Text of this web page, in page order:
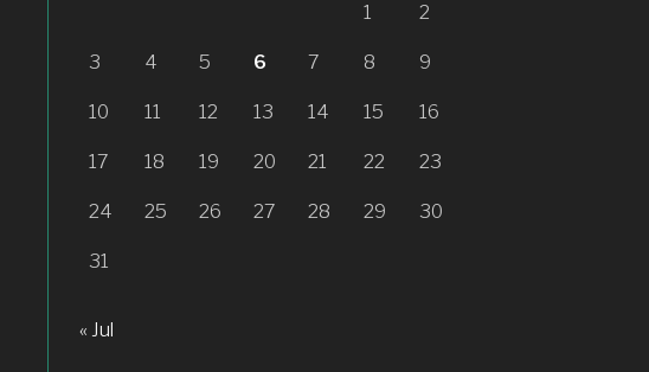
1 2
3 4 5 6 7 8 9
10 11 12 13 14 15 16
17 18 19 20 21 22 23
24 25 26 27 28 29 30
31
« Jul